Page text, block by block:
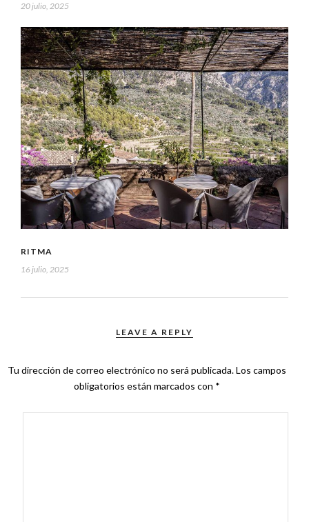
20 julio, 2025
RITMA
16 julio, 2025
LEAVE A REPLY
Tu dirección de correo electrónico no será publicada.Los campos
obligatorios están marcados con *